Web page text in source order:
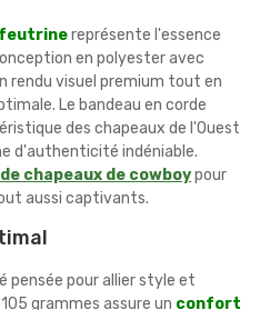
feutrinereprésente l'essence
en polyester avec
rendu visuel premium tout en
Le bandeau en corde
des chapeaux de l'Ouest
d'authenticité indéniable.
chapeaux de cowboypour
aussi captivants.
pensée pour allier style et
grammes assure un confort